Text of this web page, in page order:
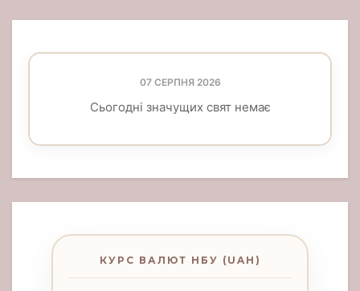
07 СЕРПНЯ 2026
Сьогодні значущих свят немає
КУРС ВАЛЮТ НБУ (UAH)